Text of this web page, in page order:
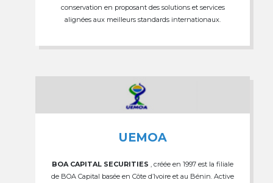
conservation en proposant des solutions et services
alignées aux meilleurs standards internationaux.
UEMOA
BOA CAPITAL SECURITIES , créée en 1997 est la filiale
de BOA Capital basée en Côte d’Ivoire et au Bénin. Active